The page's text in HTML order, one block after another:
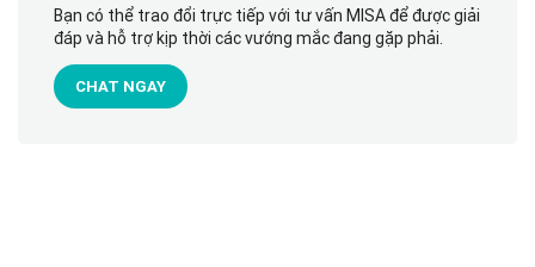
Bạn có thể trao đổi trực tiếp với tư vấn MISA để được giải
đáp và hỗ trợ kịp thời các vướng mắc đang gặp phải.
CHAT NGAY